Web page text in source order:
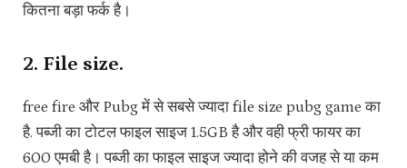
कितना बड़ा फर्क है।
2. File size.
free fire और Pubg में से सबसे ज्यादा file size pubg game का
है. पब्जी का टोटल फाइल साइज 1.5GB है और वही फ्री फायर का
600 एमबी है। पब्जी का फाइल साइज ज्यादा होने की वजह से या कम